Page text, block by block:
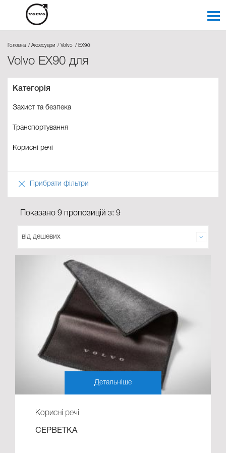
Головна Аксесуари Volvo EX90
Volvo EX90 для
Категорія
Захист та безпека
Транспортування
Корисні речі
Прибрати фільтри
Показано 9 пропозицій з: 9
Детальніше
Корисні речі
СЕРВЕТКА